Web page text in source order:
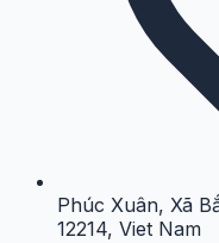
Phúc Xuân, Xã
12214, Viet Nam